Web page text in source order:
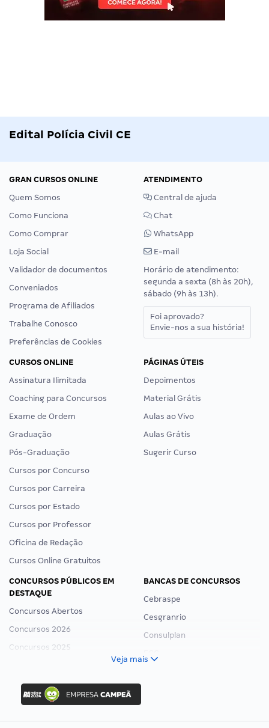
Edital Polícia Civil CE
GRAN CURSOS ONLINE
Quem Somos
Como Funciona
Como Comprar
Loja Social
Validador de documentos
Conveniados
Programa de Afiliados
Trabalhe Conosco
Preferências de Cookies
ATENDIMENTO
Central de ajuda
Chat
WhatsApp
E-mail
Horário de atendimento:
segunda a sexta (8h às 20h),
sábado (9h às 13h).
Foi aprovado?
Envie-nos a sua história!
CURSOS ONLINE
Assinatura Ilimitada
Coaching para Concursos
Exame de Ordem
Graduação
Pós-Graduação
Cursos por Concurso
Cursos por Carreira
Cursos por Estado
Cursos por Professor
Oficina de Redação
Cursos Online Gratuitos
PÁGINAS ÚTEIS
Depoimentos
Material Grátis
Aulas ao Vivo
Aulas Grátis
Sugerir Curso
CONCURSOS PÚBLICOS EM
DESTAQUE
Concursos Abertos
Concursos 2026
Concursos 2025
Concurso Ibama
Concurso MPU
Editais publicados
BANCAS DE CONCURSOS
Cebraspe
Cesgranrio
Consulplan
Veja mais